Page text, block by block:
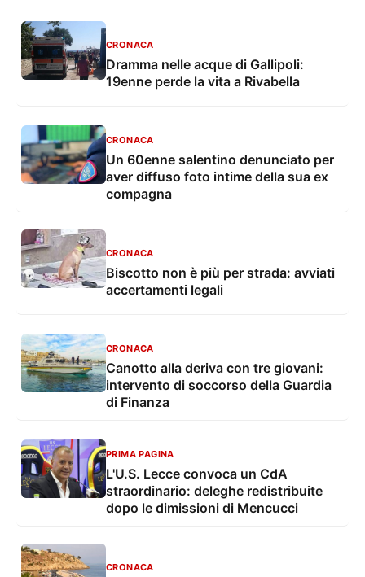
CRONACA
Dramma nelle acque di Gallipoli:
19enne perde la vita a Rivabella
CRONACA
Un 60enne salentino denunciato per
aver diffuso foto intime della sua ex
compagna
CRONACA
Biscotto non è più per strada: avviati
accertamenti legali
CRONACA
Canotto alla deriva con tre giovani:
intervento di soccorso della Guardia
di Finanza
PRIMA PAGINA
L'U.S. Lecce convoca un CdA
straordinario: deleghe redistribuite
dopo le dimissioni di Mencucci
CRONACA